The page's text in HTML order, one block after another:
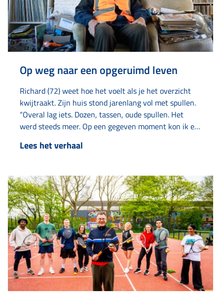
Op weg naar een opgeruimd leven
Richard (72) weet hoe het voelt als je het overzicht
kwijtraakt. Zijn huis stond jarenlang vol met spullen.
“Overal lag iets. Dozen, tassen, oude spullen. Het
werd steeds meer. Op een gegeven moment kon ik er
instanties, zoals Elkien, Limor en Amaryllis kreeg hij
begon jaren geleden met oud…
Lees het verhaal